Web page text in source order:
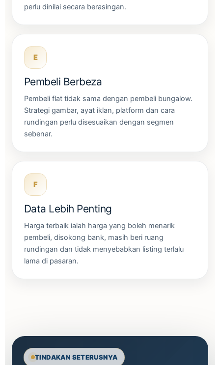
perlu dinilai secara berasingan.
E
Pembeli Berbeza
Pembeli flat tidak sama dengan pembeli bungalow.
Strategi gambar, ayat iklan, platform dan cara
rundingan perlu disesuaikan dengan segmen
sebenar.
F
Data Lebih Penting
Harga terbaik ialah harga yang boleh menarik
pembeli, disokong bank, masih beri ruang
rundingan dan tidak menyebabkan listing terlalu
lama di pasaran.
TINDAKAN SETERUSNYA